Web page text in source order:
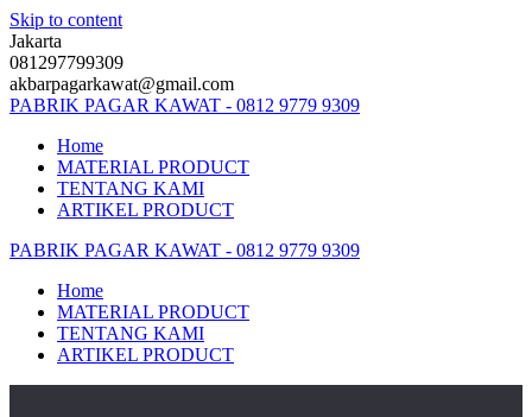
Skip to content
Jakarta
081297799309
akbarpagarkawat@gmail.com
PABRIK PAGAR KAWAT - 0812 9779 9309
Home
MATERIAL PRODUCT
TENTANG KAMI
ARTIKEL PRODUCT
PABRIK PAGAR KAWAT - 0812 9779 9309
Home
MATERIAL PRODUCT
TENTANG KAMI
ARTIKEL PRODUCT